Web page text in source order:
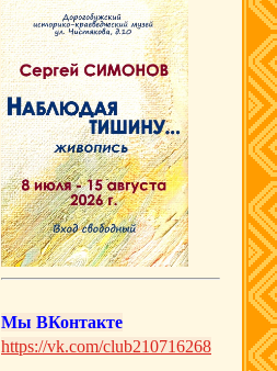
Мы ВКонтакте
https://vk.com/club210716268